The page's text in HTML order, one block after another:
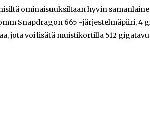
ominaisuuksiltaan hyvin
Snapdragon 665 -järjestelmäpiiri, 4
jota voi lisätä muistikortilla 512